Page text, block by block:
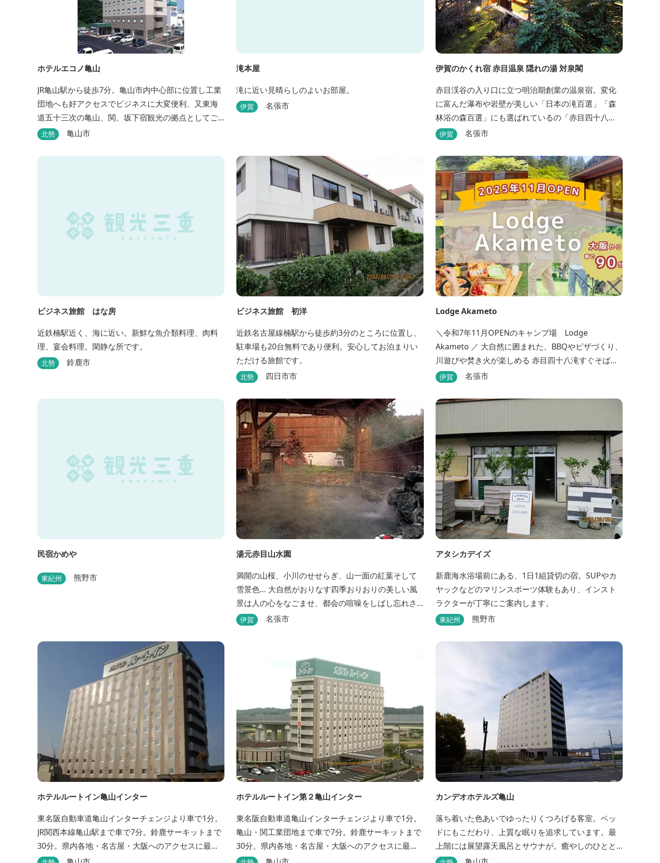
ホテルエコノ亀山
JR亀山駅から徒歩7分。亀山市内中心部に位置し工業
団地へも好アクセスでビジネスに大変便利、又東海
道五十三次の亀山、関、坂下宿観光の拠点としてご
利用いただけます。無料朝食（セルフサービス）、
北勢 亀山市
滝本屋
滝に近い見晴らしのよいお部屋。
伊賀 名張市
伊賀のかくれ宿 赤目温泉 隠れの湯 対泉閣
赤目渓谷の入り口に立つ明治期創業の温泉宿。変化
に富んだ瀑布や岩壁が美しい「日本の滝百選」「森
林浴の森百選」にも選ばれているの「赤目四十八
滝」や、忍者体験ができる「忍者の森」へ徒歩５分
湧くアルカリ性単純温泉はしっとり滑らかな肌触り
で美肌効果も期待できます。地元のスギ材を用いた
大浴場は、泡風呂を備えた「上忍の湯」、打たせ湯
を備えた「くのいちの...
伊賀 名張市
ビジネス旅館 はな房
近鉄楠駅近く、海に近い。新鮮な魚介類料理、肉料
理、宴会料理。閑静な所です。
北勢 鈴鹿市
ビジネス旅館 初洋
近鉄名古屋線楠駅から徒歩約3分のところに位置し、
駐車場も20台無料であり便利。安心してお泊まりい
ただける旅館です。
北勢 四日市市
Lodge Akameto
＼令和7年11月OPENのキャンプ場 Lodge
Akameto ／ 大自然に囲まれた、BBQやピザづくり、
川遊びや焚き火が楽しめる 赤目四十八滝すぐそばの
キャンプ場です。 ★大阪から車で90分・名古屋から
では、BBQをしながら子どもが川遊びをしているの
や大人数での研修も...
伊賀 名張市
民宿かめや
東紀州 熊野市
湯元赤目山水園
満開の山桜、小川のせせらぎ、山一面の紅葉そして
雪景色… 大自然がおりなす四季おりおりの美しい風
景は人の心をなごませ、都会の喧噪をしばし忘れさ
せてくれます。 そんな恵まれた環境の中にある、純
る天然温泉「赤目温泉山の湯」は、肌にやさしい美
人と健康の湯として大勢のお客様に喜んでいただい
伊賀 名張市
アタシカデイズ
新鹿海水浴場前にある、1日1組貸切の宿。SUPやカ
ヤックなどのマリンスポーツ体験もあり、インスト
ラクターが丁寧にご案内します。
東紀州 熊野市
ホテルルートイン亀山インター
東名阪自動車道亀山インターチェンジより車で1分。
JR関西本線亀山駅まで車で7分。鈴鹿サーキットまで
30分。県内各地・名古屋・大阪へのアクセスに最
適。全室インターネット回線・人工温泉大浴場・無
ホテルルートイン第２亀山インター
東名阪自動車道亀山インターチェンジより車で1分。
亀山・関工業団地まで車で7分。鈴鹿サーキットまで
30分。県内各地・名古屋・大阪へのアクセスに最
適。大浴場・無料駐車場完備。
カンデオホテルズ亀山
落ち着いた色あいでゆったりくつろげる客室。ベッ
ドにもこだわり、上質な眠りを追求しています。最
上階には展望露天風呂とサウナが。癒やしのひとと
きをお過ごしください。